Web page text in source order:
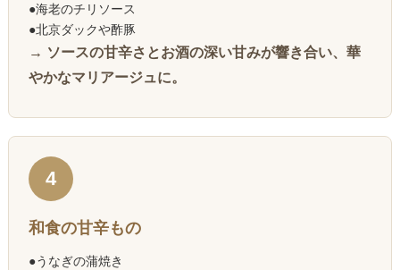
●海老のチリソース
●北京ダックや酢豚
→ ソースの甘辛さとお酒の深い甘みが響き合い、華
やかなマリアージュに。
4
和食の甘辛もの
●うなぎの蒲焼き